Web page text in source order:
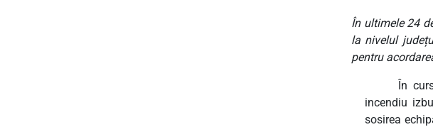
În ultimele 24
la nivelul
pentru
În
incendiu
sosirea